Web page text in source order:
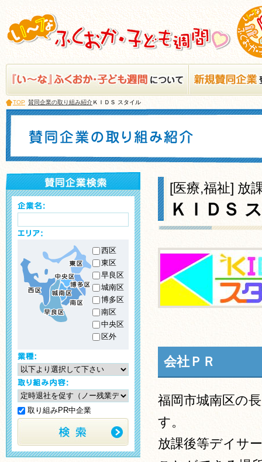
TOP 賛同企業の取り組み紹介ＫＩＤＳ スタイル
西区
東区
早良区
城南区
博多区
南区
中央区
区外
取り組みPR中企業
[医療,福祉] 放
ＫＩＤＳ
会社ＰＲ
福岡市城南区の
す。
放課後等デイサ